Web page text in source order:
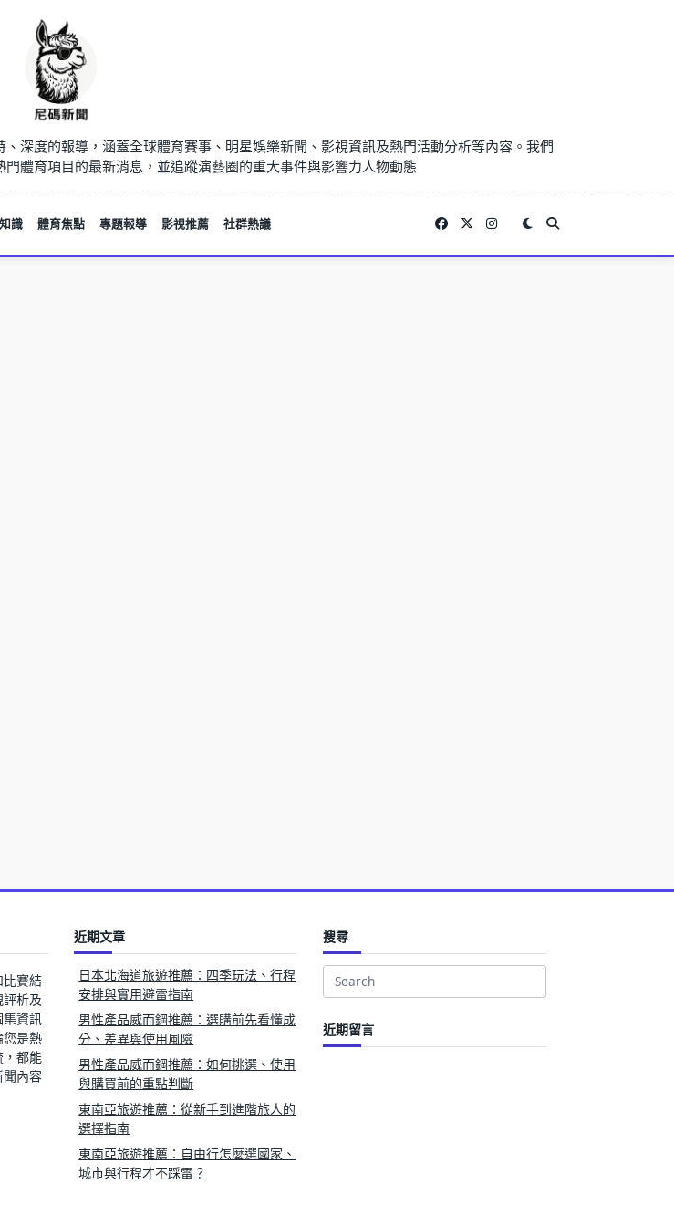
深度的報導，涵蓋全球體育賽事、明星娛樂新聞、影視資訊及熱門活動分析等內容。我們
體育項目的最新消息，並追蹤演藝圈的重大事件與影響力人物動態
識 體育焦點 專題報導 影視推薦 社群熱議
比賽結
析及
資訊
您是熱
，都能
聞內容
近期文章
日本北海道旅遊推薦：四季玩法、行程
安排與實用避雷指南
男性產品威而鋼推薦：選購前先看懂成
分、差異與使用風險
男性產品威而鋼推薦：如何挑選、使用
與購買前的重點判斷
東南亞旅遊推薦：從新手到進階旅人的
選擇指南
東南亞旅遊推薦：自由行怎麼選國家、
城市與行程才不踩雷？
搜尋
Search
近期留言